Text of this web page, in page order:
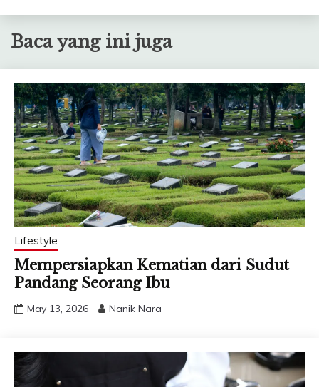
Baca yang ini juga
Lifestyle
Mempersiapkan Kematian dari Sudut
Pandang Seorang Ibu
May 13, 2026 Nanik Nara